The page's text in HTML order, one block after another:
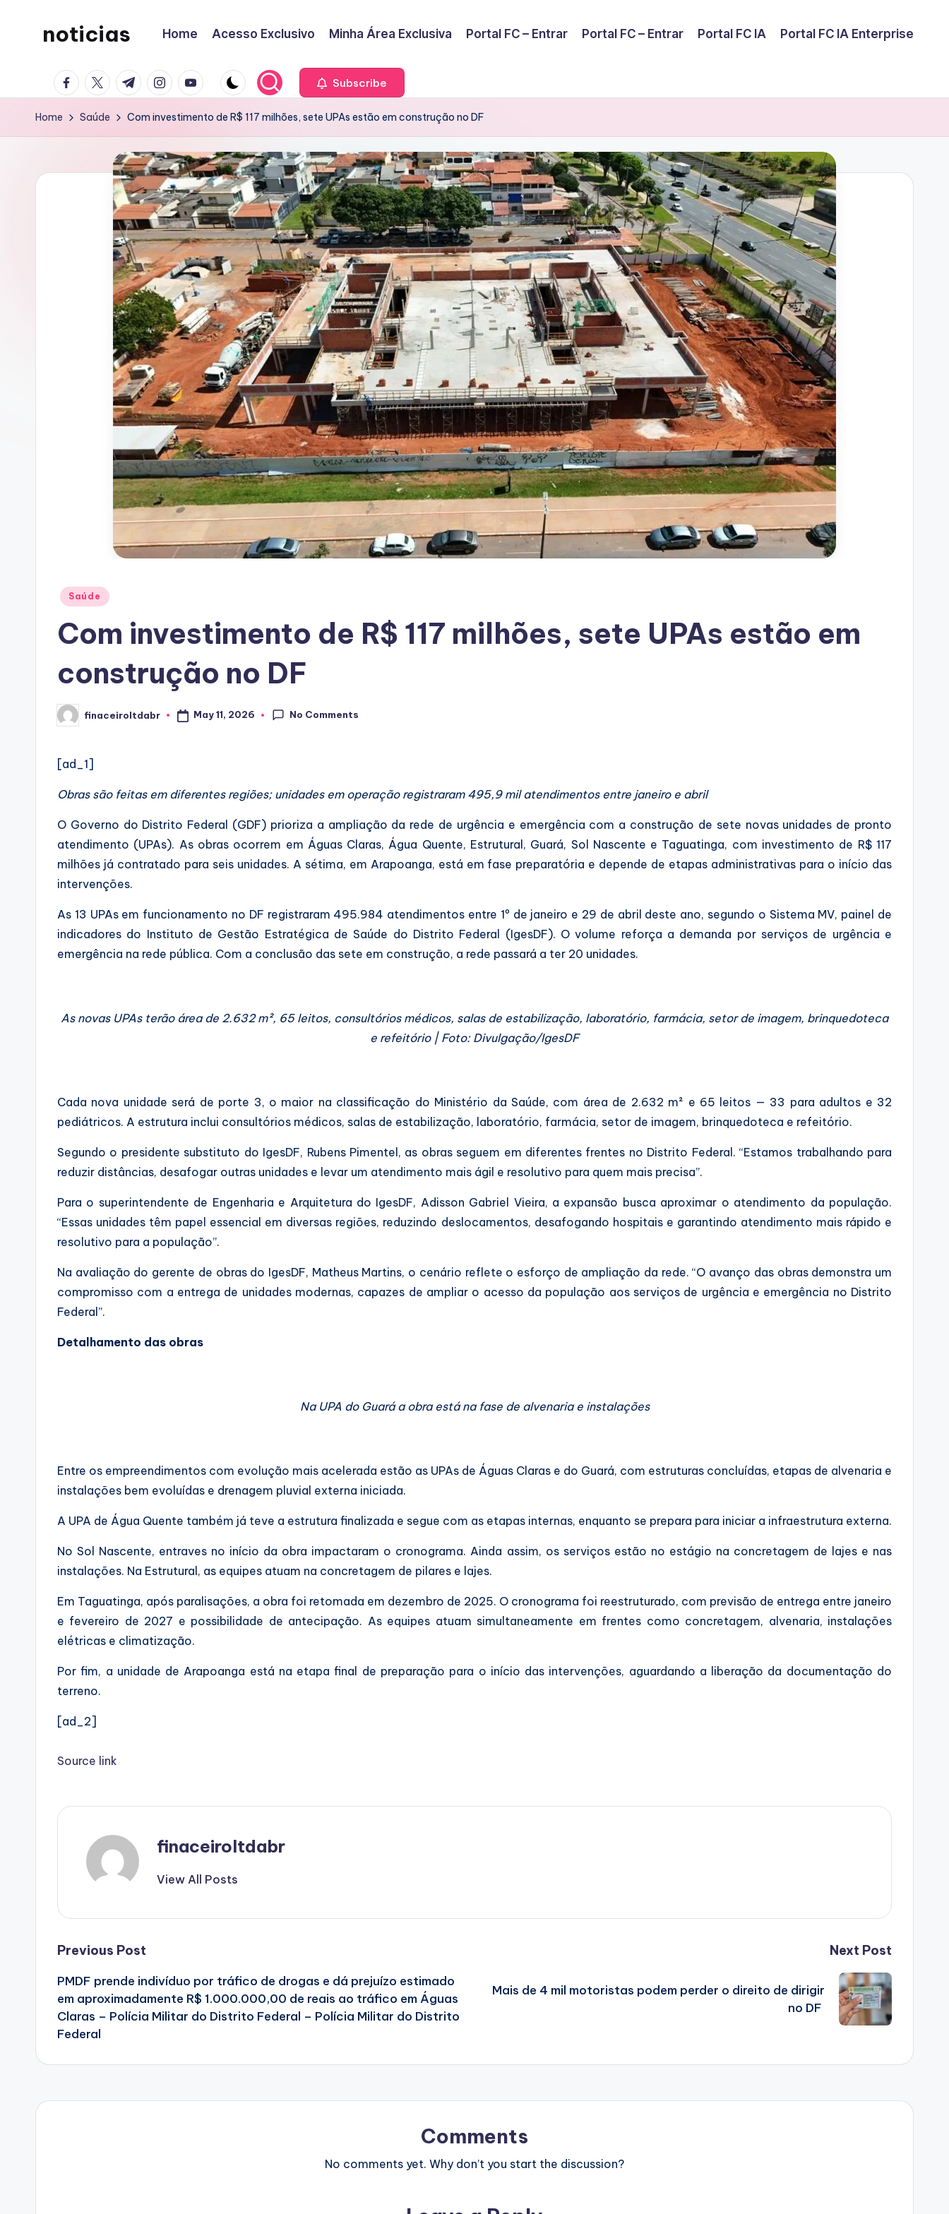
noticias Home Acesso Exclusivo Minha Área Exclusiva Portal FC – Entrar Portal FC – Entrar Portal FC IA Portal FC IA Enterprise
facebook.com
twitter.com
t.me instagram.com
youtube.com Subscribe
Home Saúde Com investimento de R$ 117 milhões, sete UPAs estão em construção no DF
Posted
Saúde
Com investimento de R$ 117 milhões, sete UPAs estão em
construção no DF
Posted
by
finaceiroltdabr May 11, 2026 No Comments
[ad_1]
Obras são feitas em diferentes regiões; unidades em operação registraram 495,9 mil atendimentos entre janeiro e abril
O Governo do Distrito Federal (GDF) prioriza a ampliação da rede de urgência e emergência com a construção de sete novas unidades de pronto
atendimento (UPAs). As obras ocorrem em Águas Claras, Água Quente, Estrutural, Guará, Sol Nascente e Taguatinga, com investimento de R$ 117
milhões já contratado para seis unidades. A sétima, em Arapoanga, está em fase preparatória e depende de etapas administrativas para o início das
intervenções.
As 13 UPAs em funcionamento no DF registraram 495.984 atendimentos entre 1º de janeiro e 29 de abril deste ano, segundo o Sistema MV, painel de
indicadores do Instituto de Gestão Estratégica de Saúde do Distrito Federal (IgesDF). O volume reforça a demanda por serviços de urgência e
emergência na rede pública. Com a conclusão das sete em construção, a rede passará a ter 20 unidades.
As novas UPAs terão área de 2.632 m², 65 leitos, consultórios médicos, salas de estabilização, laboratório, farmácia, setor de imagem, brinquedoteca
e refeitório | Foto: Divulgação/IgesDF
Cada nova unidade será de porte 3, o maior na classificação do Ministério da Saúde, com área de 2.632 m² e 65 leitos — 33 para adultos e 32
pediátricos. A estrutura inclui consultórios médicos, salas de estabilização, laboratório, farmácia, setor de imagem, brinquedoteca e refeitório.
Segundo o presidente substituto do IgesDF, Rubens Pimentel, as obras seguem em diferentes frentes no Distrito Federal. “Estamos trabalhando para
reduzir distâncias, desafogar outras unidades e levar um atendimento mais ágil e resolutivo para quem mais precisa”.
Para o superintendente de Engenharia e Arquitetura do IgesDF, Adisson Gabriel Vieira, a expansão busca aproximar o atendimento da população.
“Essas unidades têm papel essencial em diversas regiões, reduzindo deslocamentos, desafogando hospitais e garantindo atendimento mais rápido e
resolutivo para a população”.
Na avaliação do gerente de obras do IgesDF, Matheus Martins, o cenário reflete o esforço de ampliação da rede. “O avanço das obras demonstra um
compromisso com a entrega de unidades modernas, capazes de ampliar o acesso da população aos serviços de urgência e emergência no Distrito
Federal”.
Detalhamento das obras
Na UPA do Guará a obra está na fase de alvenaria e instalações
Entre os empreendimentos com evolução mais acelerada estão as UPAs de Águas Claras e do Guará, com estruturas concluídas, etapas de alvenaria e
instalações bem evoluídas e drenagem pluvial externa iniciada.
A UPA de Água Quente também já teve a estrutura finalizada e segue com as etapas internas, enquanto se prepara para iniciar a infraestrutura externa.
No Sol Nascente, entraves no início da obra impactaram o cronograma. Ainda assim, os serviços estão no estágio na concretagem de lajes e nas
instalações. Na Estrutural, as equipes atuam na concretagem de pilares e lajes.
Em Taguatinga, após paralisações, a obra foi retomada em dezembro de 2025. O cronograma foi reestruturado, com previsão de entrega entre janeiro
e fevereiro de 2027 e possibilidade de antecipação. As equipes atuam simultaneamente em frentes como concretagem, alvenaria, instalações
elétricas e climatização.
Por fim, a unidade de Arapoanga está na etapa final de preparação para o início das intervenções, aguardando a liberação da documentação do
terreno.
[ad_2]
Source link
finaceiroltdabr
View All Posts
Post
navigation
Previous Post
PMDF prende indivíduo por tráfico de drogas e dá prejuízo estimado
em aproximadamente R$ 1.000.000,00 de reais ao tráfico em Águas
Claras – Polícia Militar do Distrito Federal – Polícia Militar do Distrito
Federal
Next Post
Mais de 4 mil motoristas podem perder o direito de dirigir
no DF
Comments
No comments yet. Why don’t you start the discussion?